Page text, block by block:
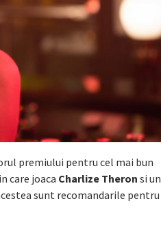
premiului pentru cel mai bun
care joaca Charlize Theron si un
sunt recomandarile pentru